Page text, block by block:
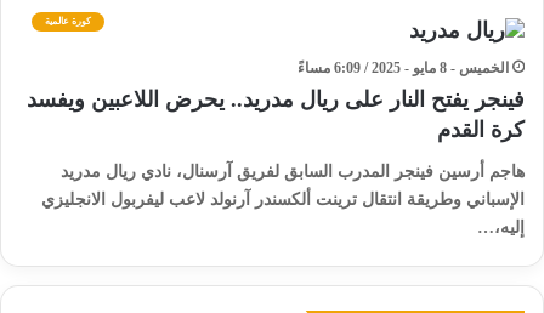
كورة عالمية
الخميس - 8 مايو - 2025 / 6:09 مساءً
فينجر يفتح النار على ريال مدريد.. يحرض اللاعبين ويفسد
كرة القدم
هاجم أرسين فينجر المدرب السابق لفريق آرسنال، نادي ريال مدريد
الإسباني وطريقة انتقال ترينت ألكسندر آرنولد لاعب ليفربول الانجليزي
إليه،…